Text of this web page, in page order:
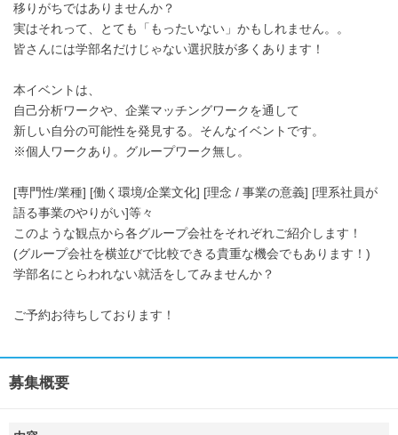
移りがちではありませんか？
実はそれって、とても「もったいない」かもしれません。。
皆さんには学部名だけじゃない選択肢が多くあります！
本イベントは、
自己分析ワークや、企業マッチングワークを通して
新しい自分の可能性を発見する。そんなイベントです。
※個人ワークあり。グループワーク無し。
[専門性/業種] [働く環境/企業文化] [理念 / 事業の意義] [理系社員が
語る事業のやりがい]等々
このような観点から各グループ会社をそれぞれご紹介します！
(グループ会社を横並びで比較できる貴重な機会でもあります！)
学部名にとらわれない就活をしてみませんか？
ご予約お待ちしております！
募集概要